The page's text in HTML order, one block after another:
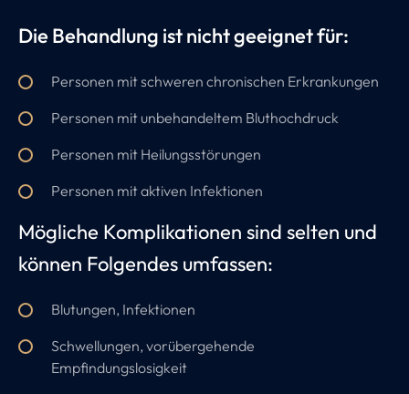
Die Behandlung ist nicht geeignet für:
Personen mit schweren chronischen Erkrankungen
Personen mit unbehandeltem Bluthochdruck
Personen mit Heilungsstörungen
Personen mit aktiven Infektionen
Mögliche Komplikationen sind selten und
können Folgendes umfassen:
Blutungen, Infektionen
Schwellungen, vorübergehende
Empfindungslosigkeit